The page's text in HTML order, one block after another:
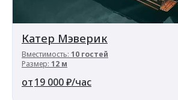
Катер Мэверик
Вместимость: 10 гостей
Размер: 12 м
19 000₽/час